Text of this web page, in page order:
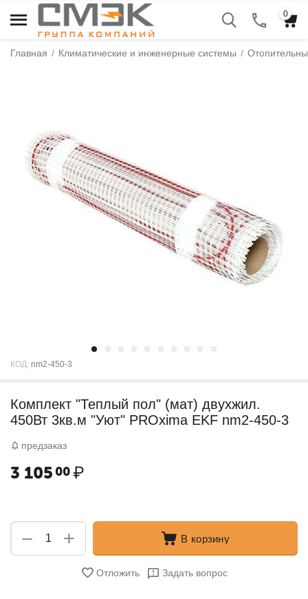
0
Главная / Климатические и инженерные системы /
КОД: nm2-450-3
Комплект "Теплый пол" (мат) двухжил.
450Вт 3кв.м "Уют" PROxima EKF nm2-450-3
предзаказ
3 105 00₽
+
− В корзину
Отложить Задать вопрос